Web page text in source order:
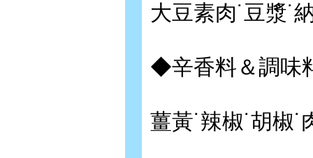
大豆素肉˙豆漿˙
◆辛香料＆調味
薑黃˙辣椒˙胡椒˙